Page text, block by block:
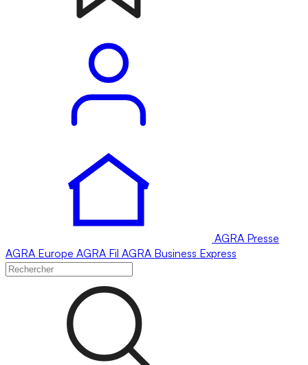
AGRA Presse
AGRA Europe AGRA Fil AGRA Business Express